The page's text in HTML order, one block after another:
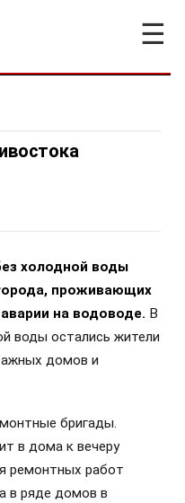
☰
холодной воды
проживающих
на водоводе. В
воды остались жители
домов и
бригады.
в дома к вечеру
ремонтных работ
в ряде домов в